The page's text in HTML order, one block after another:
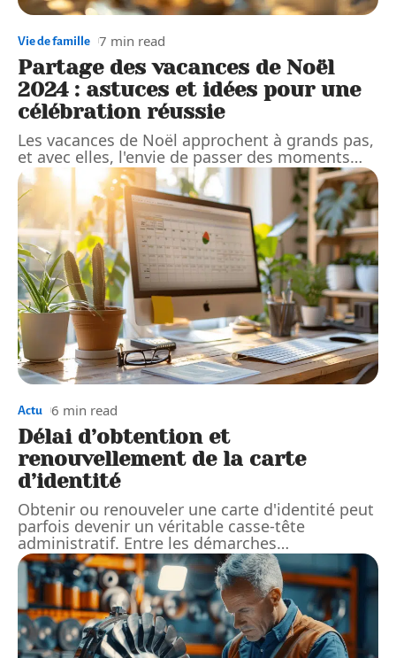
Vie de famille 7 min read
Partage des vacances de Noël
2024 : astuces et idées pour une
célébration réussie
Les vacances de Noël approchent à grands pas,
et avec elles, l'envie de passer des moments…
Actu 6 min read
Délai d’obtention et
renouvellement de la carte
d’identité
Obtenir ou renouveler une carte d'identité peut
parfois devenir un véritable casse-tête
administratif. Entre les démarches…